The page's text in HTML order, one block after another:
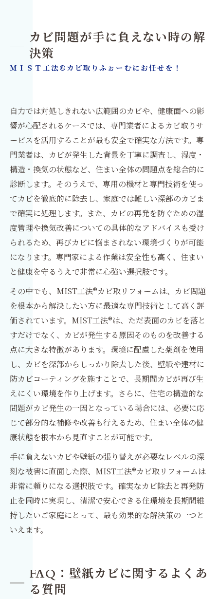
カビ問題が手に負えない時の解
決策
ＭＩＳＴ工法®カビ取りふぉーむにお任せを！
自力では対処しきれない広範囲のカビや、健康面への影
響が心配されるケースでは、専門業者によるカビ取りサ
ービスを活用することが最も安全で確実な方法です。専
門業者は、カビが発生した背景を丁寧に調査し、湿度・
構造・換気の状態など、住まい全体の問題点を総合的に
診断します。そのうえで、専用の機材と専門技術を使っ
てカビを徹底的に除去し、家庭では難しい深部のカビま
で確実に処理します。また、カビの再発を防ぐための湿
度管理や換気改善についての具体的なアドバイスも受け
られるため、再びカビに悩まされない環境づくりが可能
になります。専門家による作業は安全性も高く、住まい
と健康を守るうえで非常に心強い選択肢です。
その中でも、MIST工法®カビ取リフォームは、カビ問題
を根本から解決したい方に最適な専門技術として高く評
価されています。MIST工法®は、ただ表面のカビを落と
すだけでなく、カビが発生する原因そのものを改善する
点に大きな特徴があります。環境に配慮した薬剤を使用
し、カビを深部からしっかり除去した後、壁紙や建材に
防カビコーティングを施すことで、長期間カビが再び生
えにくい環境を作り上げます。さらに、住宅の構造的な
問題がカビ発生の一因となっている場合には、必要に応
じて部分的な補修や改善も行えるため、住まい全体の健
康状態を根本から見直すことが可能です。
手に負えないカビや壁紙の張り替えが必要なレベルの深
刻な被害に直面した際、MIST工法®カビ取リフォームは
非常に頼りになる選択肢です。確実なカビ除去と再発防
止を同時に実現し、清潔で安心できる住環境を長期間維
持したいご家庭にとって、最も効果的な解決策の一つと
いえます。
FAQ：壁紙カビに関するよくあ
る質問